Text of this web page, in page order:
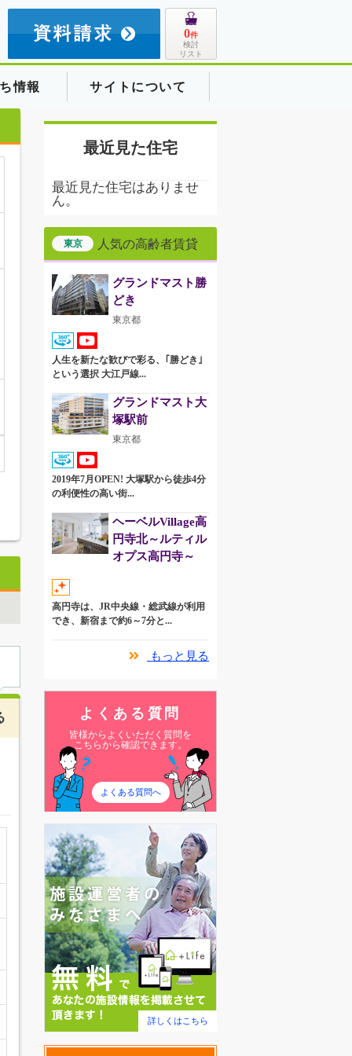
0件
検討
リスト
情報 サイトについて
最近見た住宅
最近見た住宅はありませ
ん。
東京 人気の高齢者賃貸
グランドマスト勝
どき
東京都
人生を新たな歓びで彩る、｢勝どき｣
という選択 大江戸線...
グランドマスト大
塚駅前
東京都
2019年7月OPEN! 大塚駅から徒歩4分
の利便性の高い街...
ヘーベルVillage高
円寺北～ルティル
オプス高円寺～
高円寺は、JR中央線・総武線が利用
でき、新宿まで約6～7分と...
もっと見る
よくある質問
皆様からよくいただく質問を
こちらから確認できます。
よくある質問へ
詳しくはこちら